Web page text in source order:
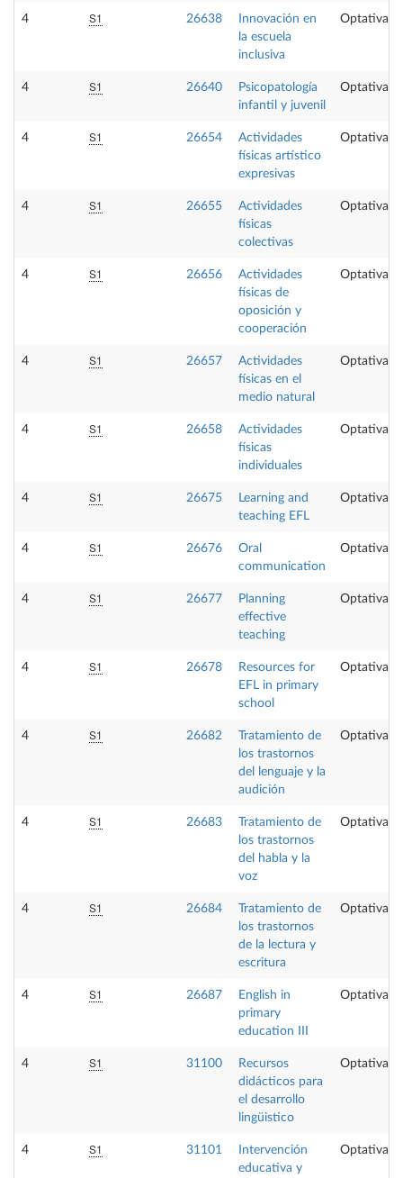
4 S1 26638
Innovación en
la escuela
inclusiva
Optativa
4 S1 26640
Psicopatología
infantil y juvenil
Optativa
4 S1 26654
Actividades
físicas artístico
expresivas
Optativa
4 S1 26655
Actividades
físicas
colectivas
Optativa
4 S1 26656
Actividades
físicas de
oposición y
cooperación
Optativa
4 S1 26657
Actividades
físicas en el
medio natural
Optativa
4 S1 26658
Actividades
físicas
individuales
Optativa
4 S1 26675
Learning and
teaching EFL
Optativa
4 S1 26676
Oral
communication
Optativa
4 S1 26677
Planning
effective
teaching
Optativa
4 S1 26678
Resources for
EFL in primary
school
Optativa
4 S1 26682
Tratamiento de
los trastornos
del lenguaje y la
audición
Optativa
4 S1 26683
Tratamiento de
los trastornos
del habla y la
voz
Optativa
4 S1 26684
Tratamiento de
los trastornos
de la lectura y
escritura
Optativa
4 S1 26687
English in
primary
education III
Optativa
4 S1 31100
Recursos
didácticos para
el desarrollo
lingüistico
Optativa
4 S1 31101
Intervención
educativa y
Optativa